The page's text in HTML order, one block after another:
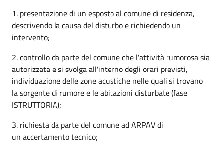
1. presentazione di un esposto al comune di residenza,
descrivendo la causa del disturbo e richiedendo un
intervento;
2. controllo da parte del comune che l'attività rumorosa sia
autorizzata e si svolga all'interno degli orari previsti,
individuazione delle zone acustiche nelle quali si trovano
la sorgente di rumore e le abitazioni disturbate (fase
ISTRUTTORIA);
3. richiesta da parte del comune ad ARPAV di
un accertamento tecnico;